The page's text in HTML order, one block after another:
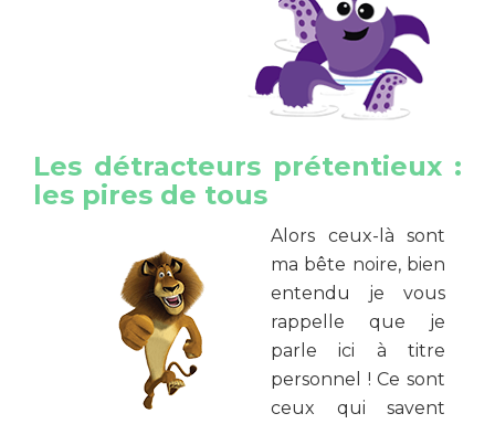
Les détracteurs prétentieux :
les pires de tous
Alors ceux-là sont
ma bête noire, bien
entendu je vous
rappelle que je
parle ici à titre
personnel ! Ce sont
ceux qui savent